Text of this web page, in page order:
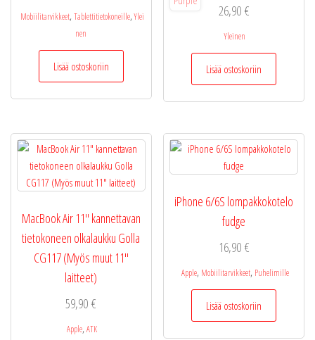
Mobiilitarvikkeet, Tablettitietokoneille, Ylei
nen
Lisää ostoskoriin
26,90 €
Yleinen
Lisää ostoskoriin
MacBook Air 11″ kannettavan
tietokoneen olkalaukku Golla
CG117 (Myös muut 11″
laitteet)
59,90€
Apple, ATK
iPhone 6/6S lompakkokotelo
fudge
16,90 €
Apple, Mobiilitarvikkeet, Puhelimille
Lisää ostoskoriin